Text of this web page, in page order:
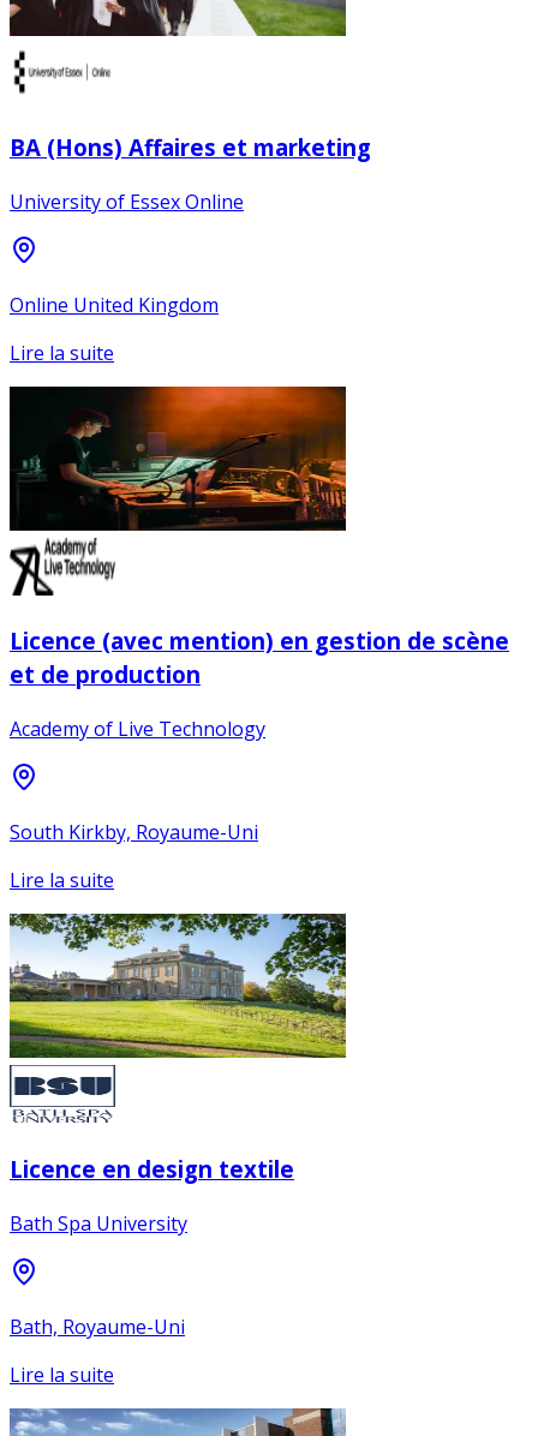
BA (Hons) Affaires et marketing
University of Essex Online
Online United Kingdom
Lire la suite
Licence (avec mention) en gestion de scène
et de production
Academy of Live Technology
South Kirkby, Royaume-Uni
Lire la suite
Licence en design textile
Bath Spa University
Bath, Royaume-Uni
Lire la suite